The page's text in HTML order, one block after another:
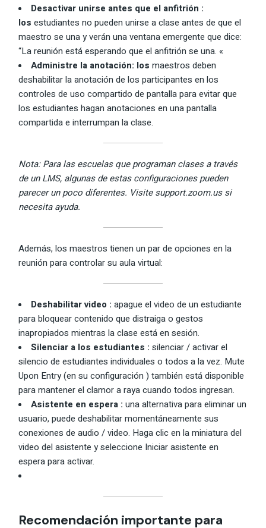
Desactivar unirse antes que el anfitrión :
losestudiantes no pueden unirse a clase antes de que el
maestro se una y verán una ventana emergente que dice:
“La reunión está esperando que el anfitrión se una. «
Administre la anotación: los maestros deben
deshabilitar la anotación de los participantes en los
controles de uso compartido de pantalla para evitar que
los estudiantes hagan anotaciones en una pantalla
compartida e interrumpan la clase.
Nota: Para las escuelas que programan clases a través
de un LMS, algunas de estas configuraciones pueden
parecer un poco diferentes. Visite support.zoom.us si
necesita ayuda.
Además, los maestros tienen un par de opciones en la
reunión para controlar su aula virtual:
Deshabilitar video :apague el video de un estudiante
para bloquear contenido que distraiga o gestos
inapropiados mientras la clase está en sesión.
Silenciar a los estudiantes :silenciar / activar el
silencio de estudiantes individuales o todos a la vez. Mute
Upon Entry (en su configuración ) también está disponible
para mantener el clamor a raya cuando todos ingresan.
Asistente en espera :una alternativa para eliminar un
usuario, puede deshabilitar momentáneamente sus
conexiones de audio / video. Haga clic en la miniatura del
video del asistente y seleccione Iniciar asistente en
espera para activar.
Recomendación importante para